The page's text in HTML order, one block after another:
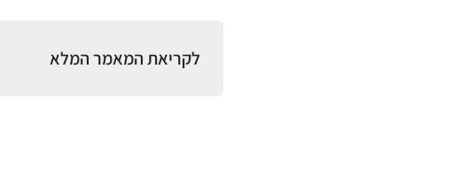
לקריאת המאמר המלא